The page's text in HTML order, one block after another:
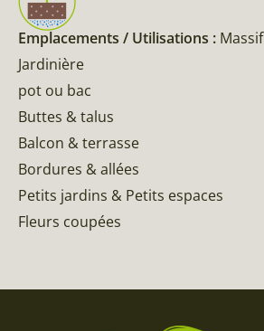
Emplacements / Utilisations : Massif
Jardinière
pot ou bac
Buttes & talus
Balcon & terrasse
Bordures & allées
Petits jardins & Petits espaces
Fleurs coupées